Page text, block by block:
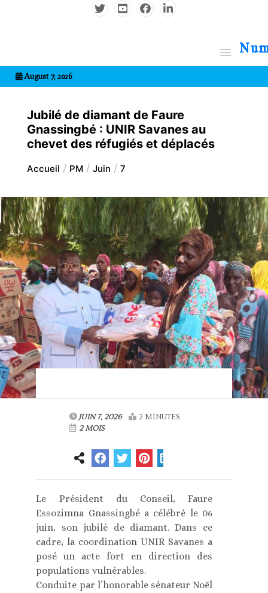
August 7, 2026
Jubilé de diamant de Faure
Gnassingbé : UNIR Savanes au
chevet des réfugiés et déplacés
Accueil PM Juin 7
JUIN 7, 2026
2 MINUTES
2 MOIS
Le Président du Conseil, Faure
Essozimna Gnassingbé a célébré le 06
juin, son jubilé de diamant. Dans ce
cadre, la coordination UNIR Savanes a
posé un acte fort en direction des
populations vulnérables.
Conduite par l’honorable sénateur Noël